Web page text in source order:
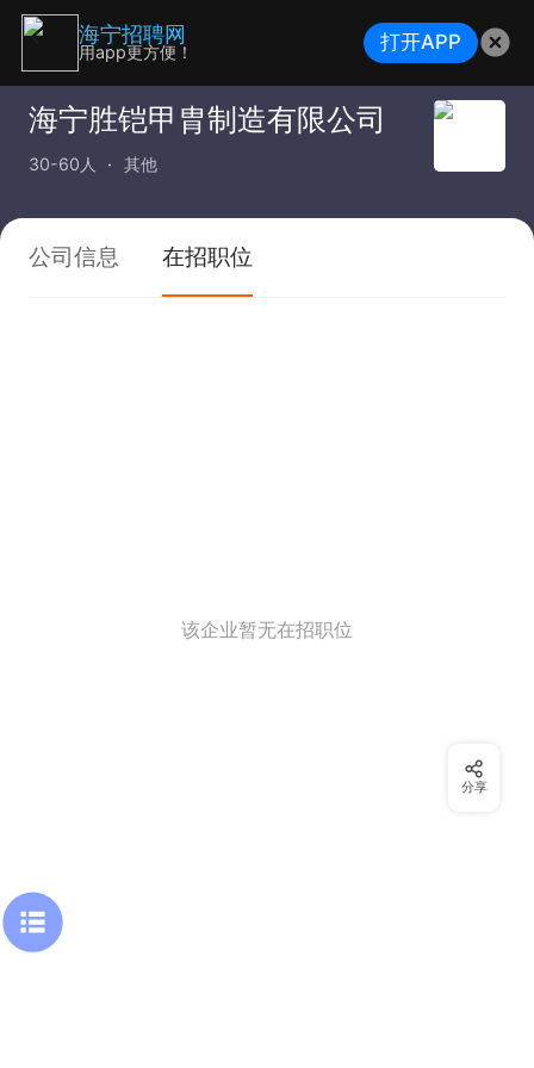
海宁胜铠甲胄制造有限公司
30-60人 其他
公司信息 在招职位
该企业暂无在招职位
分享
海宁招聘网
用app更方便！ 打开APP